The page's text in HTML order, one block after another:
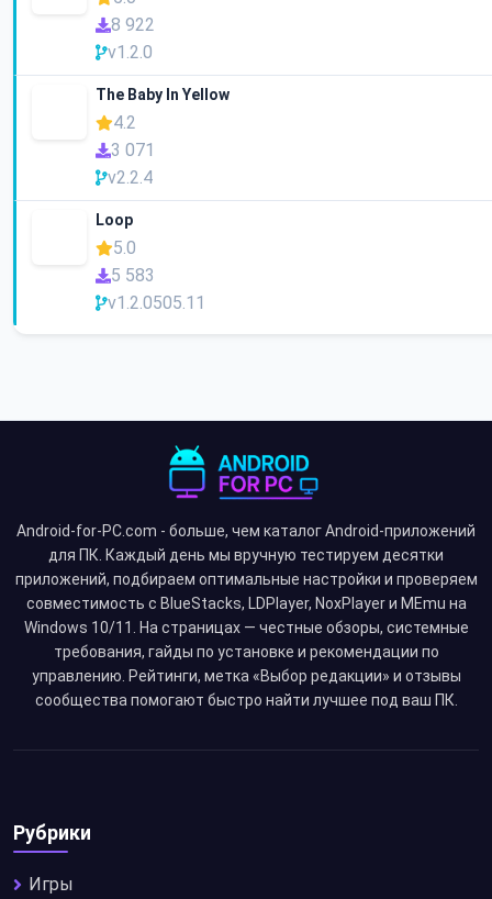
8 922
v1.2.0
The Baby In Yellow
4.2
3 071
v2.2.4
Loop
5.0
5 583
v1.2.0505.11
Android-for-PC.com - больше, чем каталог Android-приложений
для ПК. Каждый день мы вручную тестируем десятки
приложений, подбираем оптимальные настройки и проверяем
совместимость с BlueStacks, LDPlayer, NoxPlayer и MEmu на
Windows 10/11. На страницах — честные обзоры, системные
требования, гайды по установке и рекомендации по
управлению. Рейтинги, метка «Выбор редакции» и отзывы
сообщества помогают быстро найти лучшее под ваш ПК.
Рубрики
Игры